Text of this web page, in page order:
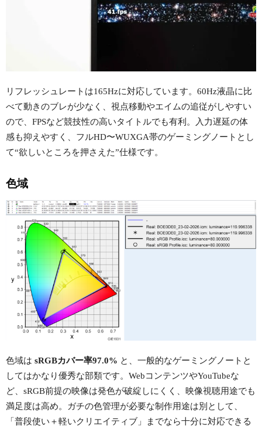
リフレッシュレートは165Hzに対応しています。60Hz液晶に比
べて動きのブレが少なく、視点移動やエイムの追従がしやすい
ので、FPSなど競技性の高いタイトルでも有利。入力遅延の体
感も抑えやすく、フルHD〜WUXGA帯のゲーミングノートとし
て“欲しいところを押さえた”仕様です。
色域
色域は sRGBカバー率97.0% と、一般的なゲーミングノートと
してはかなり優秀な部類です。WebコンテンツやYouTubeな
ど、sRGB前提の映像は発色が破綻しにくく、映像視聴用途でも
満足度は高め。ガチの色管理が必要な制作用途は別として、
「普段使い＋軽いクリエイティブ」までなら十分に対応できる